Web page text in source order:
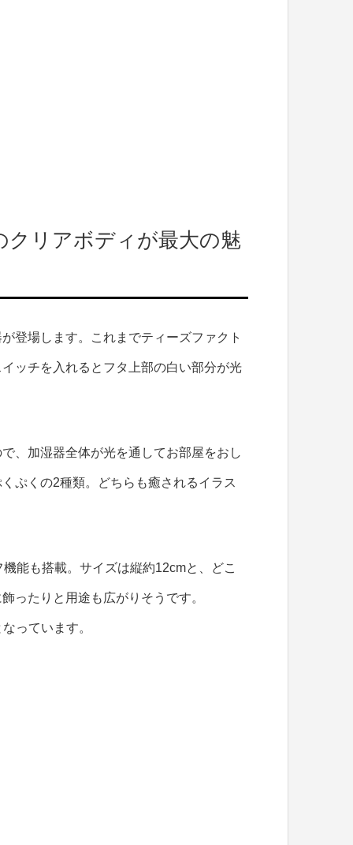
クリアボディが最大の魅
登場します。これまでティーズファクト
ッチを入れるとフタ上部の白い部分が光
、加湿器全体が光を通してお部屋をおし
ぷくの2種類。どちらも癒されるイラス
能も搭載。サイズは縦約12cmと、どこ
ったりと用途も広がりそうです。
っています。